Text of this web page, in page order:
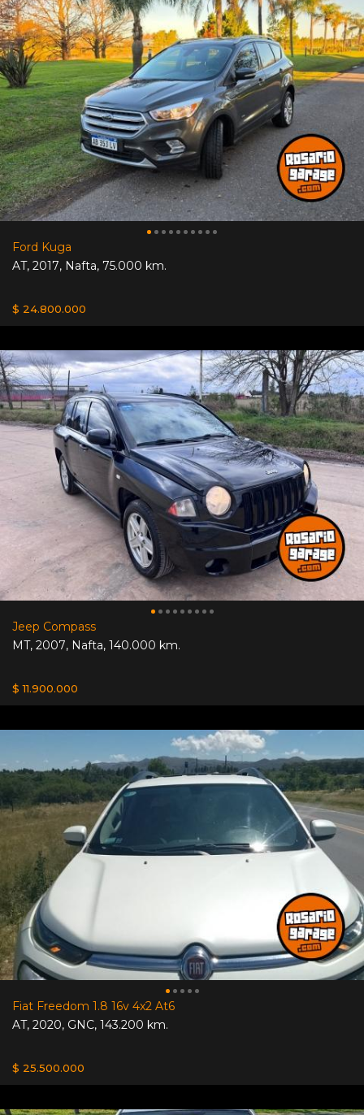
Ford Kuga
AT, 2017, Nafta, 75.000 km.
$ 24.800.000
Jeep Compass
MT, 2007, Nafta, 140.000 km.
$ 11.900.000
Fiat Freedom 1.8 16v 4x2 At6
AT, 2020, GNC, 143.200 km.
$ 25.500.000